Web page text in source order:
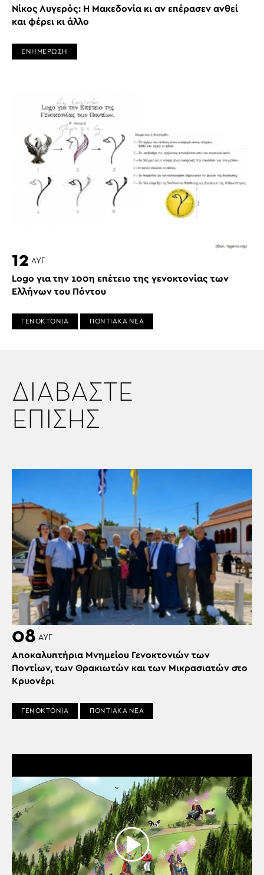
Νίκος Λυγερός: Η Μακεδονία κι αν επέρασεν ανθεί
και φέρει κι άλλο
ΕΝΗΜΕΡΩΣΗ
12 ΑΥΓ
Logo για την 100η επέτειο της γενοκτονίας των
Ελλήνων του Πόντου
ΓΕΝΟΚΤΟΝΙΑ ΠΟΝΤΙΑΚΑ ΝΕΑ
ΔΙΑΒΑΣΤΕ
ΕΠΙΣΗΣ
08 ΑΥΓ
Αποκαλυπτήρια Μνημείου Γενοκτονιών των
Ποντίων, των Θρακιωτών και των Μικρασιατών στο
Κρυονέρι
ΓΕΝΟΚΤΟΝΙΑ ΠΟΝΤΙΑΚΑ ΝΕΑ